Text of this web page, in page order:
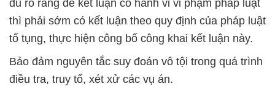
đủ rõ ràng để kết luận có hành vi vi phạm pháp luật
thì phải sớm có kết luận theo quy định của pháp luật
tố tụng, thực hiện công bố công khai kết luận này.
Bảo đảm nguyên tắc suy đoán vô tội trong quá trình
điều tra, truy tố, xét xử các vụ án.